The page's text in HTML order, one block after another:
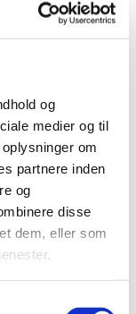
og
medier og til
om
partnere inden
og
disse
dem, eller som
lide...